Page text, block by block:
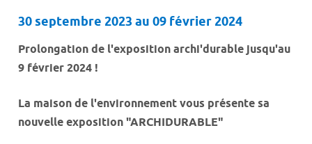
30 septembre 2023 au 09 février 2024
Prolongation de l'exposition archi'durable jusqu'au
9 février 2024 !
La maison de l'environnement vous présente sa
nouvelle exposition "ARCHIDURABLE"